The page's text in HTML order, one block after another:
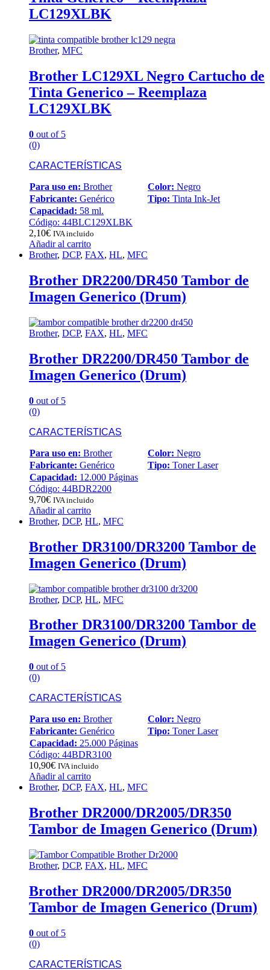
LC129XLBK
Brother, MFC
Brother LC129XL Negro Cartucho de
Tinta Generico – Reemplaza
LC129XLBK
0 out of 5
(0)
CARACTERÍSTICAS
Para uso en: Brother Color: Negro
Fabricante: Genérico Tipo: Tinta Ink-Jet
Capacidad: 58 ml.
Código: 44BLC129XLBK
2,10€ IVA incluido
Añadir al carrito
Brother, DCP, FAX, HL, MFC
Brother DR2200/DR450 Tambor de
Imagen Generico (Drum)
Brother, DCP, FAX, HL, MFC
Brother DR2200/DR450 Tambor de
Imagen Generico (Drum)
0 out of 5
(0)
CARACTERÍSTICAS
Para uso en: Brother Color: Negro
Fabricante: Genérico Tipo: Toner Laser
Capacidad: 12.000 Páginas
Código: 44BDR2200
9,70€ IVA incluido
Añadir al carrito
Brother, DCP, HL, MFC
Brother DR3100/DR3200 Tambor de
Imagen Generico (Drum)
Brother, DCP, HL, MFC
Brother DR3100/DR3200 Tambor de
Imagen Generico (Drum)
0 out of 5
(0)
CARACTERÍSTICAS
Para uso en: Brother Color: Negro
Fabricante: Genérico Tipo: Toner Laser
Capacidad: 25.000 Páginas
Código: 44BDR3100
10,90€ IVA incluido
Añadir al carrito
Brother, DCP, FAX, HL, MFC
Brother DR2000/DR2005/DR350
Tambor de Imagen Generico (Drum)
Brother, DCP, FAX, HL, MFC
Brother DR2000/DR2005/DR350
Tambor de Imagen Generico (Drum)
0 out of 5
(0)
CARACTERÍSTICAS